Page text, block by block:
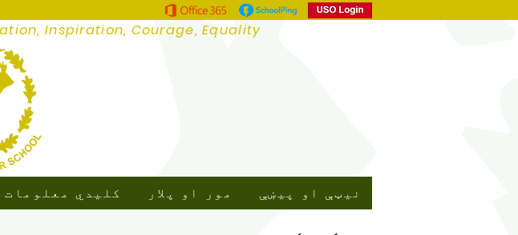
Inspiration, Courage, Equality
کلیدي معلومات مور او پلار نیټې او پیښې